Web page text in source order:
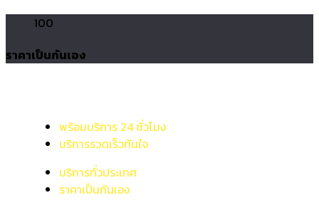
100
ราคาเป็นกันเอง
พร้อมบริการ 24 ชั่วโมง
บริการรวดเร็วทันใจ
บริการทั่วประเทศ
ราคาเป็นกันเอง